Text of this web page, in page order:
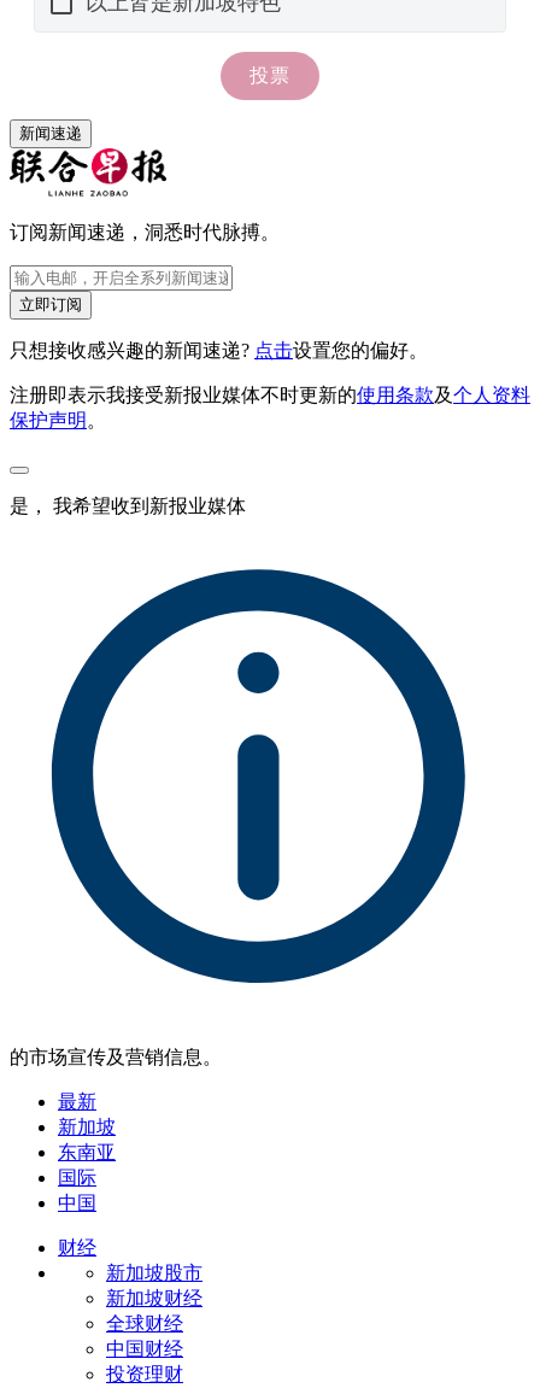
新闻速递
订阅新闻速递，洞悉时代脉搏。
立即订阅
只想接收感兴趣的新闻速递? 点击设置您的偏好。
注册即表示我接受新报业媒体不时更新的使用条款及个人资料
保护声明 。
是， 我希望收到新报业媒体
的市场宣传及营销信息。
最新
新加坡
东南亚
国际
中国
财经
新加坡股市
新加坡财经
全球财经
中国财经
投资理财